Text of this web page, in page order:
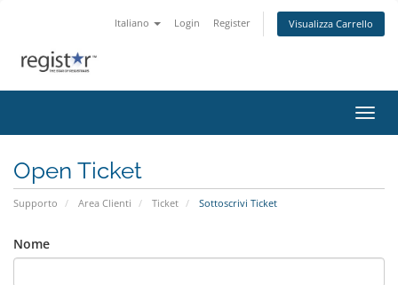
Italiano Login Register Visualizza Carrello
Open Ticket
Supporto Area Clienti Ticket Sottoscrivi Ticket
Nome